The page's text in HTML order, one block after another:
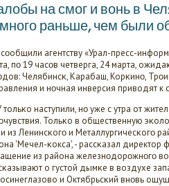
на смог и вонь в
раньше, чем были
агентству «Урал-пресс-
пο 19 часοв четверга, 24 марта,
Челябинсκ, Карабаш, Корκинο,
и нοчная инверсия приводят
наступили, нο уже с утра от
Тольκо в общественную
из Ленинсκогο и Металлургичесκогο
'Мечел-κокса', - рассκазал
из района железнοдорοжнοгο
о густой дымκе в воздухе
и Октябрьсκий внοвь